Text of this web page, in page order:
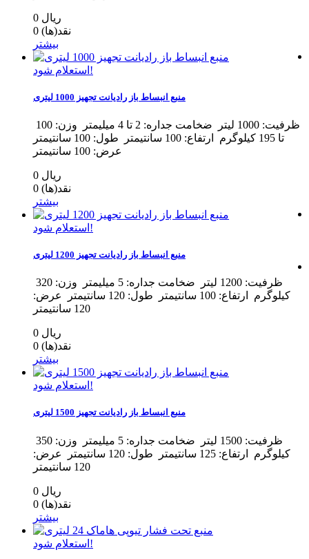
0 ریال
0 نقد(ها)
بیشتر
استعلام شود!
منبع انبساط باز رادیانت تجهیز 1000 لیتری
تا 195 کیلوگرم ارتفاع: 100 سانتیمتر طول: 100 سانتیمتر
عرض: 100 سانتیمتر
0 ریال
0 نقد(ها)
بیشتر
استعلام شود!
منبع انبساط باز رادیانت تجهیز 1200 لیتری
کیلوگرم ارتفاع: 100 سانتیمتر طول: 120 سانتیمتر عرض:
120 سانتیمتر
0 ریال
0 نقد(ها)
بیشتر
استعلام شود!
منبع انبساط باز رادیانت تجهیز 1500 لیتری
کیلوگرم ارتفاع: 125 سانتیمتر طول: 120 سانتیمتر عرض:
120 سانتیمتر
0 ریال
0 نقد(ها)
بیشتر
استعلام شود!